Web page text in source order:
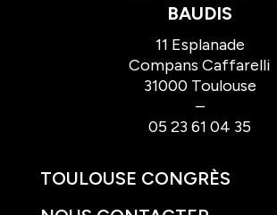
BAUDIS
11 Esplanade
Compans Caffarelli
31000 Toulouse
–
05 23 61 04 35
TOULOUSE CONGRÈS